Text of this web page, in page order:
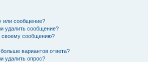
или сообщение?
удалить сообщение?
своему сообщению?
вариантов ответа?
удалить опрос?